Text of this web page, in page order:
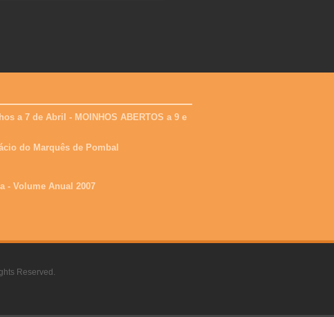
a 7 de Abril - MOINHOS ABERTOS a 9 e
do Marquês de Pombal
- Volume Anual 2007
Reserved.